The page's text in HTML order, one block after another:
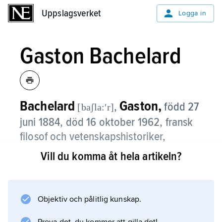
Uppslagsverket Logga in
Gaston Bachelard
Bachelard [baʃla:ʹr], Gaston, född 27
juni 1884, död 16 oktober 1962, fransk
filosof och vetenskapshistoriker,
professor vid Sorbonne 1940–54.
La Philosophie du non
Vill du komma åt hela artikeln?
Objektiv och pålitlig kunskap.